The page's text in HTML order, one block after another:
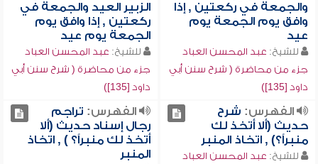
والجمعة في ركعتين , إذا
وافق يوم الجمعة يوم
عيد
للشيخ: عبد المحسن العباد
جزء من محاضرة ( شرح سنن أبي
داود [135])
الزبير العيد والجمعة في
ركعتين , إذا وافق يوم
الجمعة يوم عيد
للشيخ: عبد المحسن العباد
جزء من محاضرة ( شرح سنن أبي
داود [135])
الفهرس: شرح
حديث (ألا أتخذ لك
منبراً؟) , اتخاذ المنبر
للشيخ: عبد المحسن العباد
الفهرس: تراجم
رجال إسناد حديث (ألا
أتخذ لك منبراً؟ ) , اتخاذ
المنبر